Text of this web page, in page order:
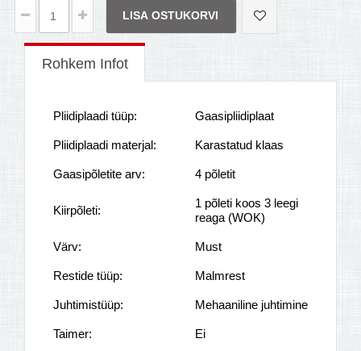
LISA OSTUKORVI
Rohkem Infot
Pliidiplaadi tüüp: Gaasipliidiplaat
Pliidiplaadi materjal: Karastatud klaas
Gaasipõletite arv: 4 põletit
Kiirpõleti:
1 põleti koos 3 leegi
reaga (WOK)
Värv: Must
Restide tüüp: Malmrest
Juhtimistüüp: Mehaaniline juhtimine
Taimer: Ei